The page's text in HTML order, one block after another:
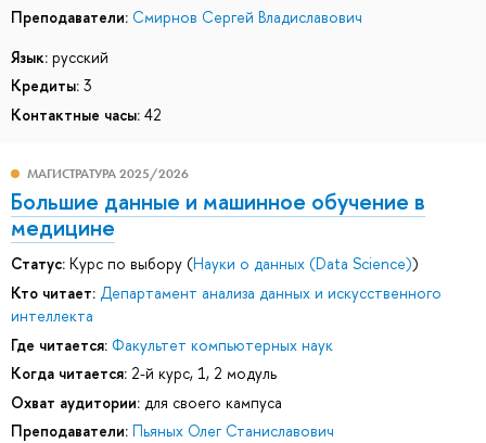
Преподаватели: Смирнов Сергей Владиславович
Язык: русский
Кредиты: 3
Контактные часы: 42
МАГИСТРАТУРА 2025/2026
Большие данные и машинное обучение в
медицине
Статус: Курс по выбору (Науки о данных (Data Science))
Кто читает: Департамент анализа данных и искусственного
интеллекта
Где читается: Факультет компьютерных наук
Когда читается: 2-й курс, 1, 2 модуль
Охват аудитории: для своего кампуса
Преподаватели: Пьяных Олег Станиславович